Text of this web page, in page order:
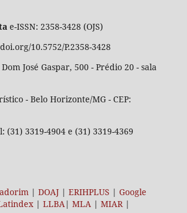
e-ISSN: 2358-3428 (OJS)
10.5752/P.2358-3428
José Gaspar, 500 - Prédio 20 - sala
- Belo Horizonte/MG - CEP:
(31) 3319-4904 e (31) 3319-4369
| DOAJ| ERIHPLUS | Google
| LLBA| MLA| MIAR|